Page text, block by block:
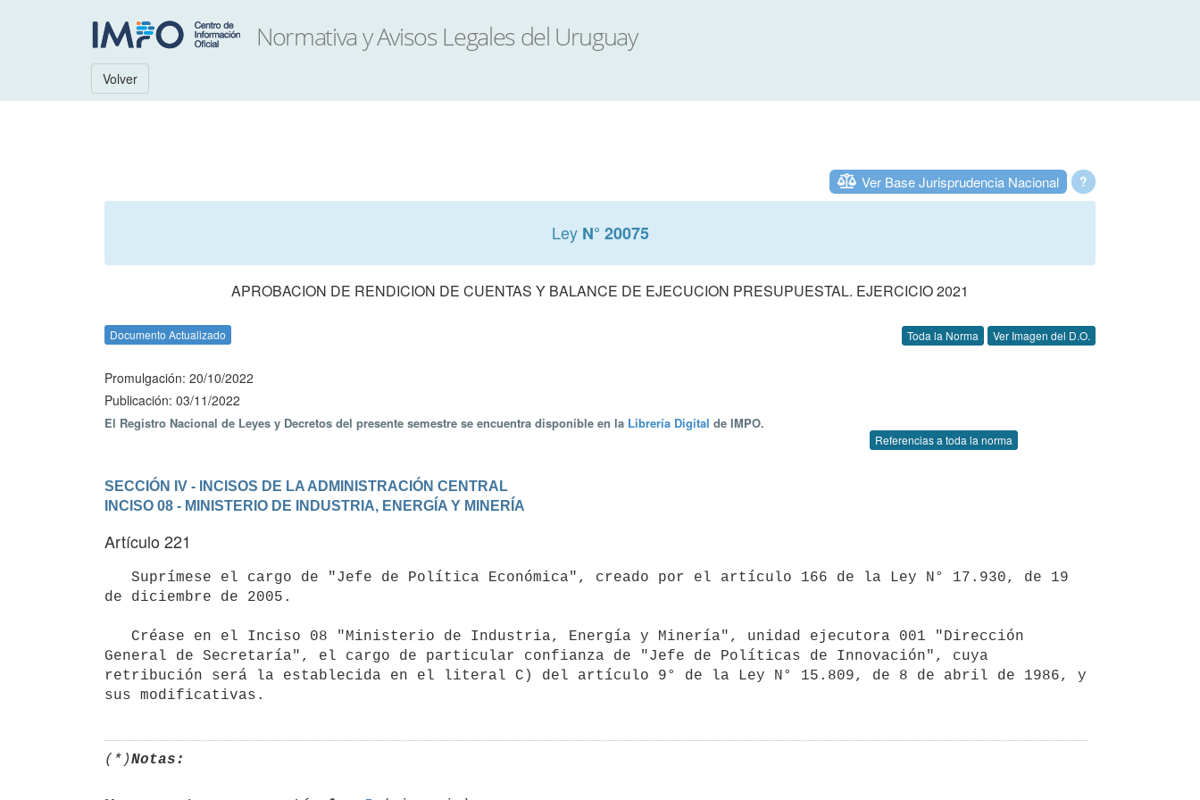
Volver
?
Ver Base Jurisprudencia Nacional
Ley N° 20075
APROBACION DE RENDICION DE CUENTAS Y BALANCE DE EJECUCION PRESUPUESTAL. EJERCICIO 2021
Documento Actualizado Toda la Norma Ver Imagen del D.O.
Promulgación: 20/10/2022
Publicación: 03/11/2022
El Registro Nacional de Leyes y Decretos del presente semestre se encuentra disponible en la Librería Digital de IMPO.
Referencias a toda la norma
SECCIÓN IV - INCISOS DE LA ADMINISTRACIÓN CENTRAL
INCISO 08 - MINISTERIO DE INDUSTRIA, ENERGÍA Y MINERÍA
Artículo 221
de diciembre de 2005.
General de Secretaría", el cargo de particular confianza de "Jefe de Políticas de Innovación", cuya
retribución será la establecida en el literal C) del artículo 9° de la Ley N° 15.809, de 8 de abril de 1986, y
(*)Notas: